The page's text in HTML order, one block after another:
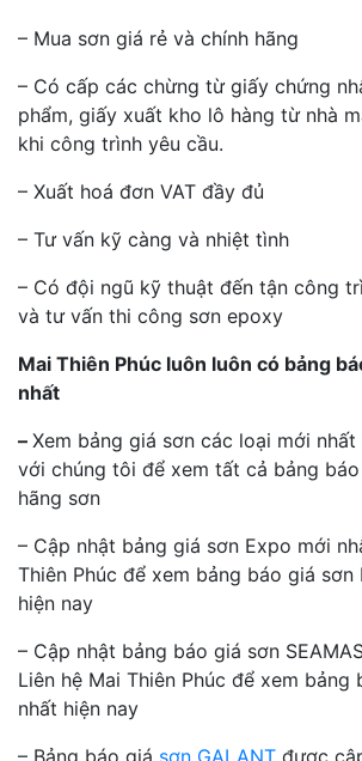
– Mua sơn giá rẻ và chính hãng
– Có cấp các chừng từ giấy chứng
phẩm, giấy xuất kho lô hàng từ nhà
khi công trình yêu cầu.
– Xuất hoá đơn VAT đầy đủ
– Tư vấn kỹ càng và nhiệt tình
– Có đội ngũ kỹ thuật đến tận công
và tư vấn thi công sơn epoxy
Mai Thiên Phúc luôn luôn có bảng
nhất
– Xem bảng giá sơn các loại mới nhất
với chúng tôi để xem tất cả bảng
hãng sơn
– Cập nhật bảng giá sơn Expo mới
Thiên Phúc để xem bảng báo giá sơn
hiện nay
– Cập nhật bảng báo giá sơn
Liên hệ Mai Thiên Phúc để xem bảng
nhất hiện nay
– Bảng báo giá sơn GALANT được